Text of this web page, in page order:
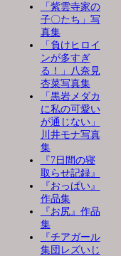
「紫雲寺家の
子〇たち」写
真集
「負けヒロイ
ンが多すぎ
る！」八奈見
杏菜写真集
「黒岩メダカ
に私の可愛い
が通じない」
川井モナ写真
集
『7日間の寝
取らせ記録』
『おっぱい』
作品集
『お尻』作品
集
『チアガール
集団レズいじ